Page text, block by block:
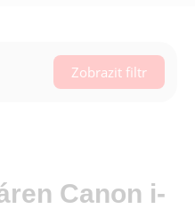
Zobrazit filtr
Canon i-